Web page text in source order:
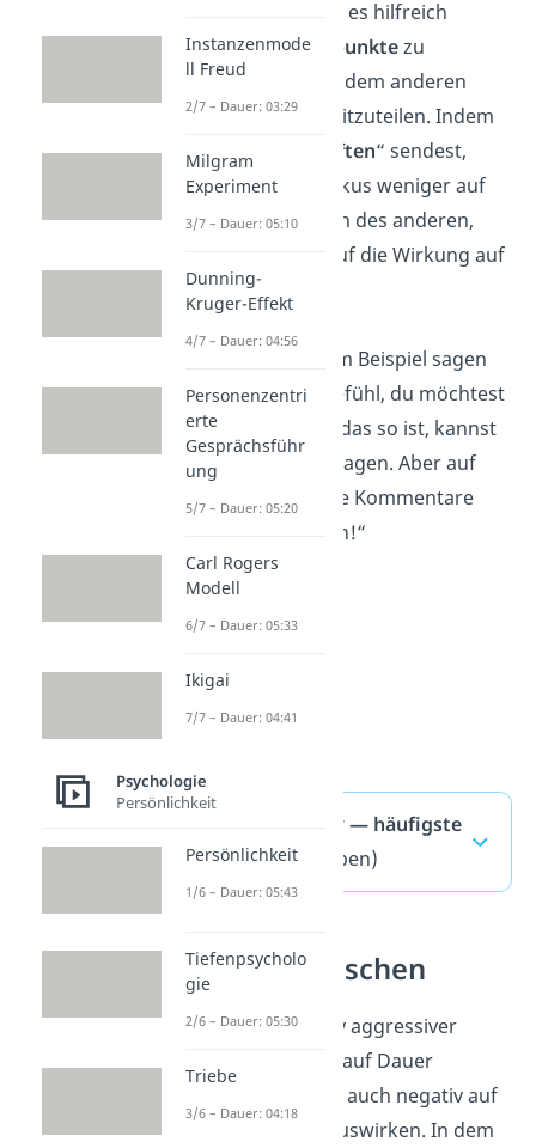
beschuldigen, ist es hilfreich
konkrete Standpunktezu
formulieren und dem anderen
deine Gefühle
mitzuteilen. Indem
du „
Ich-Botschaften“ sendest,
lenkst du den Fokus weniger auf
das Fehlverhalten des anderen,
sondern mehr auf die Wirkung auf
dich selbst.
So kannst du zum Beispiel sagen
„Ichhabe das Gefühl, du möchtest
das nicht. Wenn das so ist, kannst
du es mir ruhig sagen. Aber auf
passiv aggressive Kommentare
gehe ich nicht ein!“
Passiv Aggressiv — häufigste
Fragen (ausklappen)
Toxische Menschen
Das Verhalten passiv aggressiver
Personen kann dich auf Dauer
erschöpfen und sich auch negativ auf
deine
Gefühlswelt auswirken. In dem
Instanzenmode
ll Freud
2/7 – Dauer: 03:29
Milgram
Experiment
3/7 – Dauer: 05:10
Dunning-
Kruger-Effekt
4/7 – Dauer: 04:56
Personenzentri
erte
Gesprächsführ
ung
5/7 – Dauer: 05:20
Carl Rogers
Modell
6/7 – Dauer: 05:33
Ikigai
7/7 – Dauer: 04:41
Psychologie
Persönlichkeit
Persönlichkeit
1/6 – Dauer: 05:43
Tiefenpsycholo
gie
2/6 – Dauer: 05:30
Triebe
3/6 – Dauer: 04:18